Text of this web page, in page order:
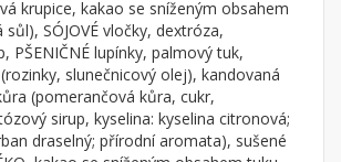
krupice, kakao se sníženým obsahem
SÓJOVÉ vločky, dextróza,
PŠENIČNÉ lupínky, palmový tuk,
slunečnicový olej), kandovaná
(pomerančová kůra, cukr,
sirup, kyselina: kyselina citronová;
draselný; přírodní aromata), sušené